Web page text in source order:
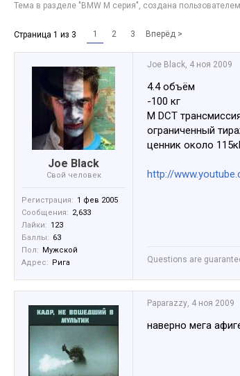
Тема в разделе " BMW M серия", создана пользователем
Страница 1 из 3 1 2 3 Вперёд >
Joe Black
Свой человек
Регистрация: 1 фев 2005
Сообщения: 2,633
Лайки: 123
Баллы: 63
Пол: Мужской
Адрес: Рига
Joe Black, 4 ноя 2009
4.4 объём
-100 кг
M DCT
ограниченный
ценник около
http://
Questions are
Paparazzy, 4 ноя 2009
наверно мега